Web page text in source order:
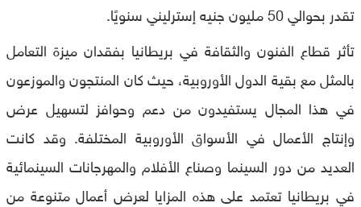
تقدر بحوالي 50 مليون جنيه إسترليني سنويًا.
تأثر قطاع الفنون والثقافة في بريطانيا بفقدان ميزة التعامل
بالمثل مع بقية الدول الأوروبية، حيث كان المنتجون والموزعون
في هذا المجال يستفيدون من دعم وحوافز لتسهيل عرض
وإنتاج الأعمال في الأسواق الأوروبية المختلفة. وقد كانت
العديد من دور السينما وصناع الأفلام والمهرجانات السينمائية
في بريطانيا تعتمد على هذه المزايا لعرض أعمال متنوعة من